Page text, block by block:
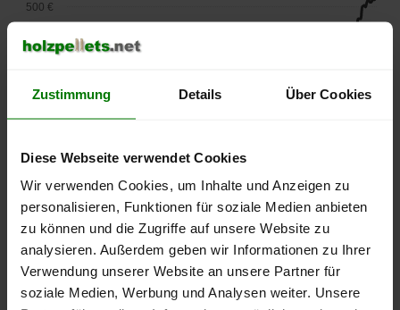
Zustimmung Details Über Cookies
Diese Webseite verwendet Cookies
Wir verwenden Cookies, um Inhalte und Anzeigen zu
personalisieren, Funktionen für soziale Medien anbieten
zu können und die Zugriffe auf unsere Website zu
analysieren. Außerdem geben wir Informationen zu Ihrer
Verwendung unserer Website an unsere Partner für
soziale Medien, Werbung und Analysen weiter. Unsere
lose Ware Sackware
September
Januar
Mai
250 €
400 €
450 €
500 €
Die aktuelle Preisentwicklung für Holzpellets in Deutschland